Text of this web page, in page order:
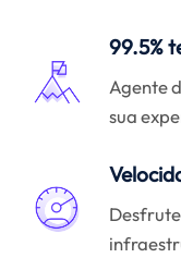
99.5%
Agente
sua